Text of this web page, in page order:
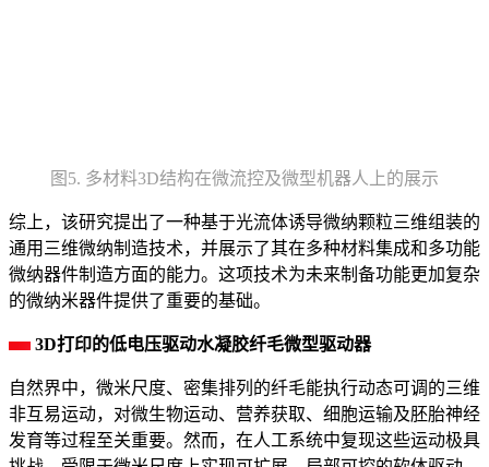
图5. 多材料3D结构在微流控及微型机器人上的展示
综上，该研究提出了一种基于光流体诱导微纳颗粒三维组装的
通用三维微纳制造技术，并展示了其在多种材料集成和多功能
微纳器件制造方面的能力。这项技术为未来制备功能更加复杂
的微纳米器件提供了重要的基础。
3D打印的低电压驱动水凝胶纤毛微型驱动器
自然界中，微米尺度、密集排列的纤毛能执行动态可调的三维
非互易运动，对微生物运动、营养获取、细胞运输及胚胎神经
发育等过程至关重要。然而，在人工系统中复现这些运动极具